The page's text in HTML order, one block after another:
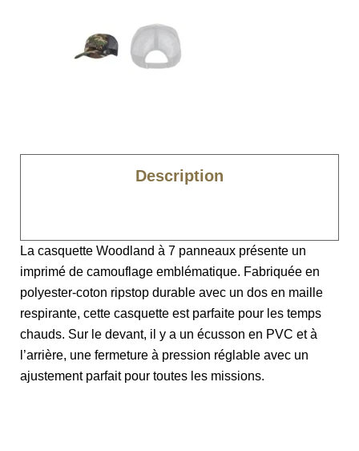
Description
La casquette Woodland à 7 panneaux présente un
imprimé de camouflage emblématique. Fabriquée en
polyester-coton ripstop durable avec un dos en maille
respirante, cette casquette est parfaite pour les temps
chauds. Sur le devant, il y a un écusson en PVC et à
l’arrière, une fermeture à pression réglable avec un
ajustement parfait pour toutes les missions.